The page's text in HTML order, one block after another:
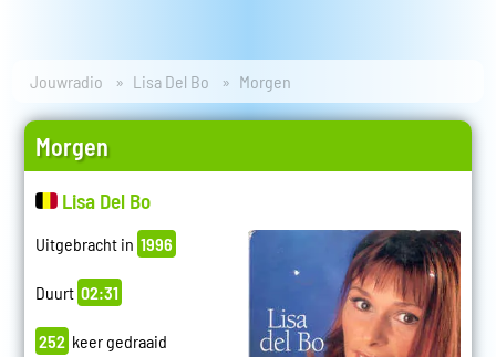
Jouwradio Lisa Del Bo Morgen
Morgen
Lisa Del Bo
Uitgebracht in 1996
Duurt 02:31
252 keer gedraaid